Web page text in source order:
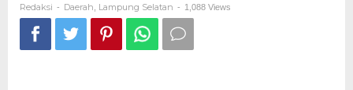
Redaksi - Daerah Lampung Selatan - 1,088 Views